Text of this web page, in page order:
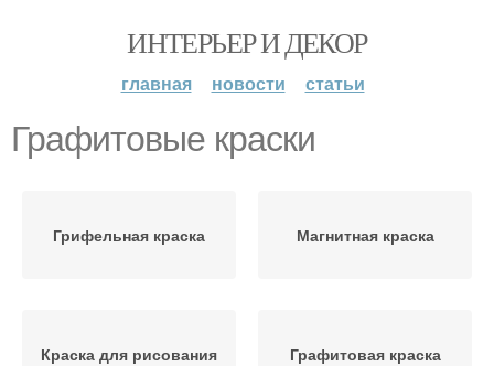
ИНТЕРЬЕР И ДЕКОР
главная новости статьи
Графитовые краски
Грифельная краска Магнитная краска
Краска для рисования Графитовая краска